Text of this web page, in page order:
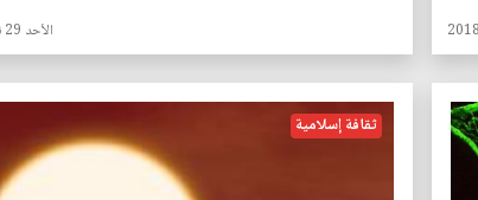
الأحد 29 نيسان 2018
ثقافة إسلامية